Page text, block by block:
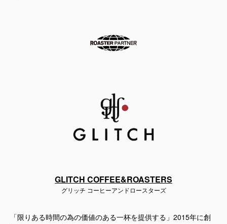
GLITCH COFFEE&ROASTERS
グリッチ コーヒーアンドロースターズ
「限りある時間の為の価値のある一杯を提供する」2015年に創